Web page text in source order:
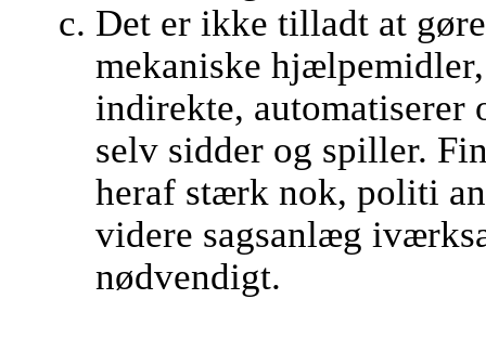
Det er ikke tilladt at
mekaniske
indirekte, automatiserer
selv sidder og spiller.
heraf stærk nok, politi
videre sagsanlæg
nødvendigt.